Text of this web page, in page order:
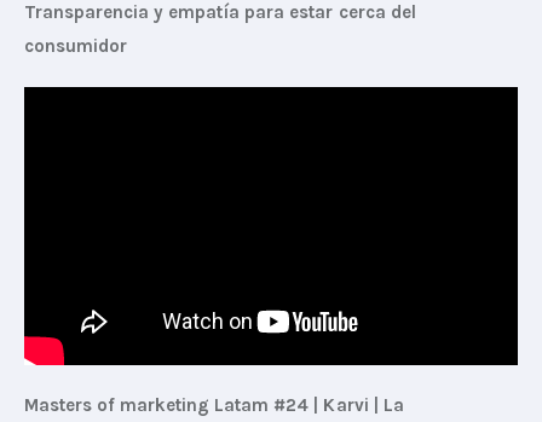
Transparencia y empatía para estar cerca del
consumidor
Masters of marketing Latam #24 | Karvi | La